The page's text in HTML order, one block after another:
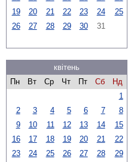
19
20 21 22 23 24
25
26
27 28 29 30 31
квітень
Пн
Вт Ср Чт Пт Сб
Нд
1
2
3 4 5 6 7
8
9
10 11 12 13 14
15
16
17 18 19 20 21
22
23
24 25 26 27 28
29